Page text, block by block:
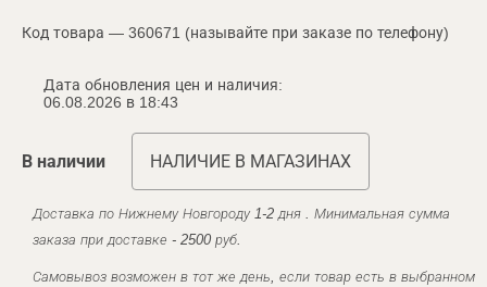
Код товара — 360671 (называйте при заказе по телефону)
Дата обновления цен и наличия:
06.08.2026 в 18:43
В наличии НАЛИЧИЕ В МАГАЗИНАХ
Доставка по Нижнему Новгороду 1-2 дня . Минимальная сумма
заказа при доставке - 2500 руб.
Самовывоз возможен в тот же день, если товар есть в выбранном